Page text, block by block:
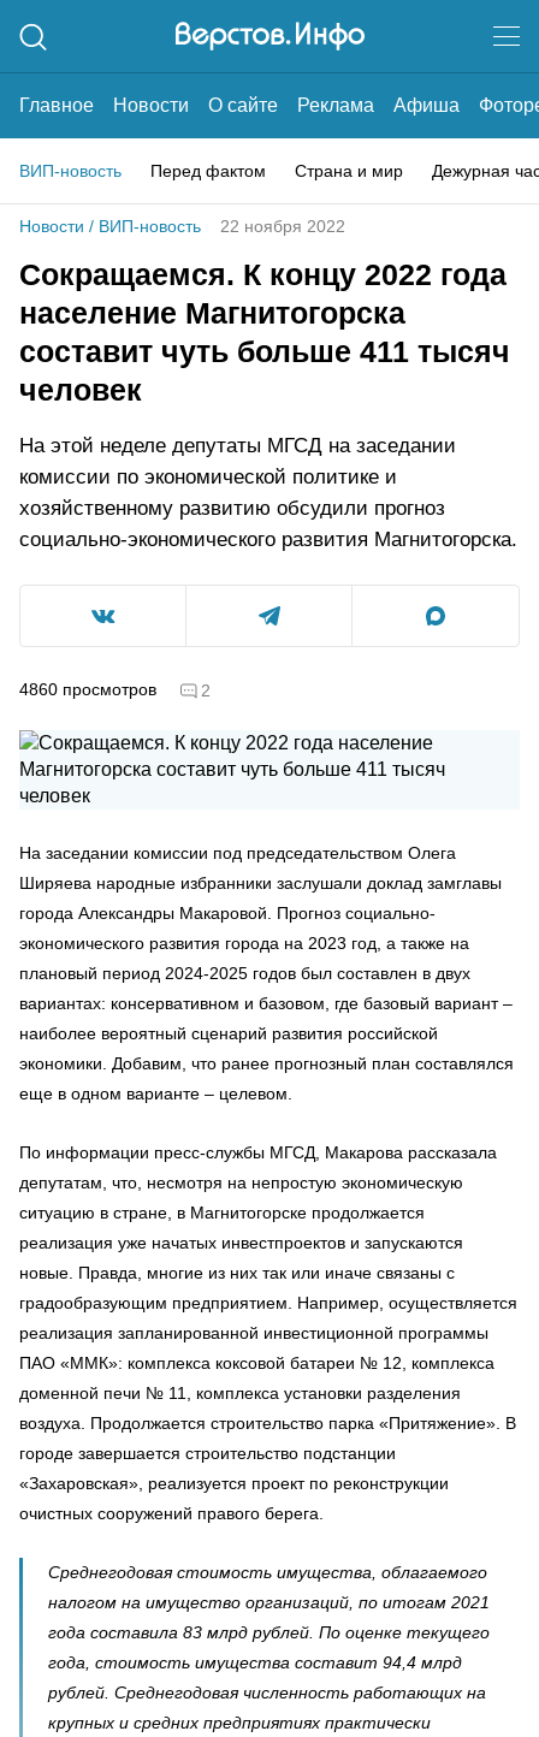
Главное Новости О сайте Реклама Афиша
ВИП-новость Перед фактом Страна и мир Дежурная
Новости / ВИП-новость 22 ноября 2022
Сокращаемся. К концу 2022 года
население Магнитогорска
составит чуть больше 411 тысяч
человек
На этой неделе депутаты МГСД на заседании
комиссии по экономической политике и
хозяйственному развитию обсудили прогноз
социально-экономического развития Магнитогорска.
4860 просмотров 2
На заседании комиссии под председательством Олега
Ширяева народные избранники заслушали доклад замглавы
города Александры Макаровой. Прогноз социально-
экономического развития города на 2023 год, а также на
плановый период 2024-2025 годов был составлен в двух
вариантах: консервативном и базовом, где базовый вариант –
наиболее вероятный сценарий развития российской
экономики. Добавим, что ранее прогнозный план составлялся
еще в одном варианте – целевом.
По информации пресс-службы МГСД, Макарова рассказала
депутатам, что, несмотря на непростую экономическую
ситуацию в стране, в Магнитогорске продолжается
реализация уже начатых инвестпроектов и запускаются
новые. Правда, многие из них так или иначе связаны с
градообразующим предприятием. Например, осуществляется
реализация запланированной инвестиционной программы
ПАО «ММК»: комплекса коксовой батареи № 12, комплекса
доменной печи № 11, комплекса установки разделения
воздуха. Продолжается строительство парка «Притяжение». В
городе завершается строительство подстанции
«Захаровская», реализуется проект по реконструкции
очистных сооружений правого берега.
Среднегодовая стоимость имущества, облагаемого
налогом на имущество организаций, по итогам 2021
года составила 83 млрд рублей. По оценке текущего
года, стоимость имущества составит 94,4 млрд
рублей. Среднегодовая численность работающих на
крупных и средних предприятиях практически